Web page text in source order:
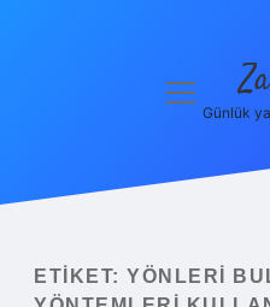
menüyü
Günlük
ETIKET: YÖNLERI